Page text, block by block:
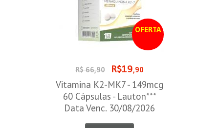
OFERTA
R$ 66,90 R$19,90
Vitamina K2-MK7 - 149mcg
60 Cápsulas - Lauton***
Data Venc. 30/08/2026